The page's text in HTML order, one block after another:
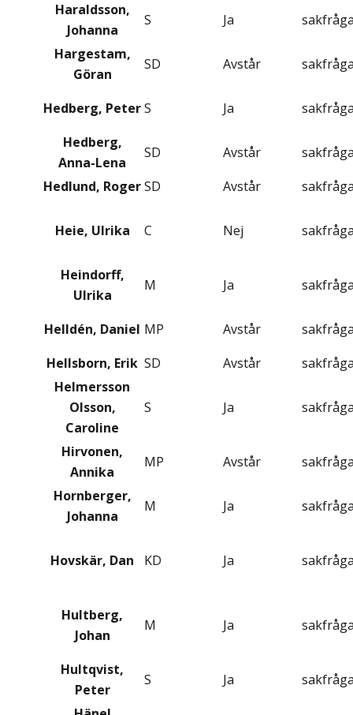
Haraldsson,
Johanna
S Ja
Hargestam,
Göran
SD Avstår
Hedberg, PeterS Ja
Hedberg,
Anna-Lena
SD Avstår
Hedlund, RogerSD Avstår
Heie, Ulrika C Nej
Heindorff,
Ulrika
M Ja
Helldén, Daniel MP Avstår
Hellsborn, Erik SD Avstår
Helmersson
Olsson,
Caroline
S Ja
Hirvonen,
Annika
MP Avstår
Hornberger,
Johanna
M Ja
Hovskär, Dan KD Ja
Hultberg,
Johan
M Ja
Hultqvist,
Peter
S Ja